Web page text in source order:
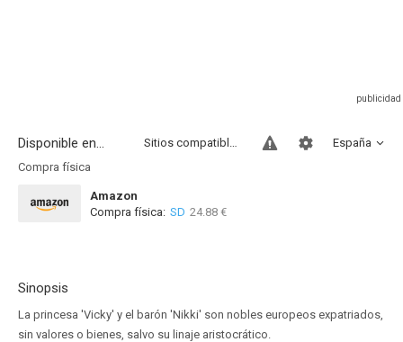
Disponible en... España
Sitios compatibles
Compra física
Amazon
Compra física: SD 24.88 €
Sinopsis
La princesa 'Vicky' y el barón 'Nikki' son nobles europeos expatriados,
sin valores o bienes, salvo su linaje aristocrático.